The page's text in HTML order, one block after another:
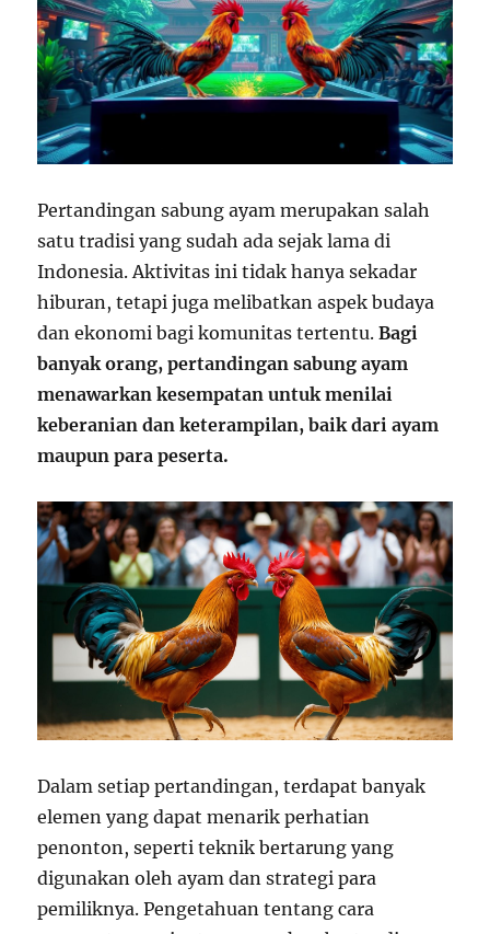
Pertandingan sabung ayam merupakan salah
satu tradisi yang sudah ada sejak lama di
Indonesia. Aktivitas ini tidak hanya sekadar
hiburan, tetapi juga melibatkan aspek budaya
dan ekonomi bagi komunitas tertentu.Bagi
banyak orang, pertandingan sabung ayam
menawarkan kesempatan untuk menilai
keberanian dan keterampilan, baik dari ayam
maupun para peserta.
Dalam setiap pertandingan, terdapat banyak
elemen yang dapat menarik perhatian
penonton, seperti teknik bertarung yang
digunakan oleh ayam dan strategi para
pemiliknya. Pengetahuan tentang cara